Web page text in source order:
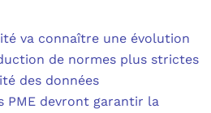
va connaître une évolution
de normes plus strictes
des données
PME devront garantir la